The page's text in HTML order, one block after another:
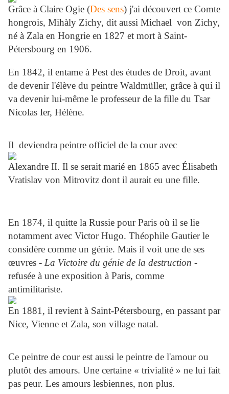
Grâce à Claire Ogie (Des sens) j'ai découvert ce Comte
hongrois, Mihàly Zichy, dit aussi Michael von Zichy,
né à Zala en Hongrie en 1827 et mort à Saint-
Pétersbourg en 1906.
En 1842, il entame à Pest des études de Droit, avant
de devenir l'élève du peintre Waldmüller, grâce à qui il
va devenir lui-même le professeur de la fille du Tsar
Nicolas Ier, Hélène.
Il deviendra peintre officiel de la cour avec
Alexandre II. Il se serait marié en 1865 avec Élisabeth
Vratislav von Mitrovitz dont il aurait eu une fille.
En 1874, il quitte la Russie pour Paris où il se lie
notamment avec Victor Hugo. Théophile Gautier le
considère comme un génie. Mais il voit une de ses
œuvres - La Victoire du génie de la destruction -
refusée à une exposition à Paris, comme
antimilitariste.
En 1881, il revient à Saint-Pétersbourg, en passant par
Nice, Vienne et Zala, son village natal.
Ce peintre de cour est aussi le peintre de l'amour ou
plutôt des amours. Une certaine « trivialité » ne lui fait
pas peur. Les amours lesbiennes, non plus.